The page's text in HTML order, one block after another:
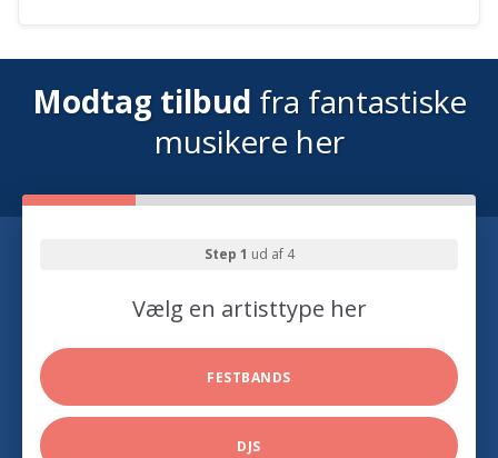
Modtag tilbud fra fantastiske
musikere her
Step 1 ud af 4
Vælg en artisttype her
FESTBANDS
DJS